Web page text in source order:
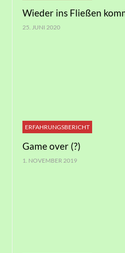
Wieder ins Fließen
25. JUNI 2020
ERFAHRUNGSBERICHT
Game over (?)
1. NOVEMBER 2019